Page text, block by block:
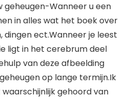
geheugen-Wanneer u een
in alles wat het boek over
dingen ect.Wanneer je leest
ligt in het cerebrum deel
van deze afbeelding
op lange termijn.Ik
gehoord van